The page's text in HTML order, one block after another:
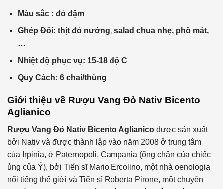
Màu sắc : đỏ đậm
Ghép Đôi: thịt đỏ nướng, salad chua nhẹ, phô mát,
…
Nhiệt độ phục vụ: 15-18 độ C
Quy Cách: 6 chai/thùng
Giới thiệu về Rượu Vang Đỏ Nativ Bicento
Aglianico
Rượu Vang Đỏ Nativ Bicento Aglianico được sản xuất
bởi Nativ và được thành lập vào năm 2008 ở trung tâm
của Irpinia, ở Paternopoli, Campania (ống chân của chiếc
ủng của Ý), bởi Tiến sĩ Mario Ercolino, một nhà oenologia
nổi tiếng thế giới và Tiến sĩ Roberta Pirone, một chuyên